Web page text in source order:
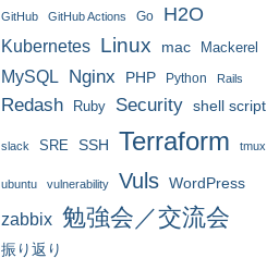
GitHub GitHub Actions Go H2O
Kubernetes Linux mac Mackerel
MySQL Nginx PHP Python Rails
Redash Ruby Security shell script
slack SRE SSH Terraform tmux
ubuntu vulnerability Vuls WordPress
zabbix 勉強会／交流会
振り返り